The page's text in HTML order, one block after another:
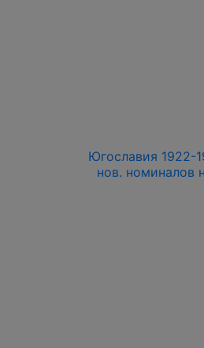
Югославия 1922-
нов. номиналов